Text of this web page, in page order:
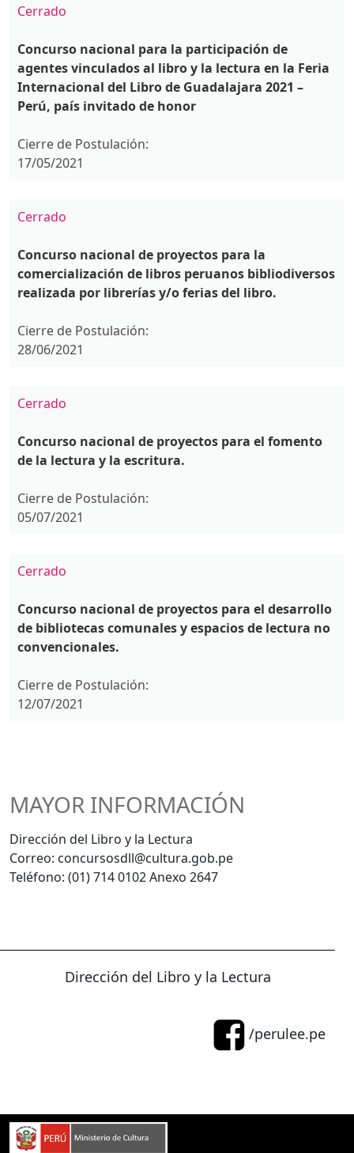
Cerrado
Concurso nacional para la participación de
agentes vinculados al libro y la lectura en la Feria
Internacional del Libro de Guadalajara 2021 –
Perú, país invitado de honor
Cierre de Postulación:
17/05/2021
Cerrado
Concurso nacional de proyectos para la
comercialización de libros peruanos bibliodiversos
realizada por librerías y/o ferias del libro.
Cierre de Postulación:
28/06/2021
Cerrado
Concurso nacional de proyectos para el fomento
de la lectura y la escritura.
Cierre de Postulación:
05/07/2021
Cerrado
Concurso nacional de proyectos para el desarrollo
de bibliotecas comunales y espacios de lectura no
convencionales.
Cierre de Postulación:
12/07/2021
MAYOR INFORMACIÓN
Dirección del Libro y la Lectura
Correo: concursosdll@cultura.gob.pe
Teléfono: (01) 714 0102 Anexo 2647
Dirección del Libro y la Lectura
/perulee.pe